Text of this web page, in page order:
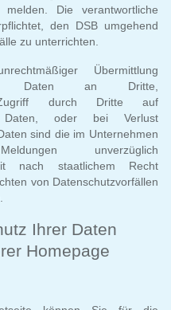
melden. Die verantwortliche
den DSB umgehend
zu unterrichten.
Übermittlung
Daten an Dritte,
Zugriff durch Dritte auf
Daten, oder bei Verlust
sind die im Unternehmen
unverzüglich
nach staatlichem Recht
von Datenschutzvorfällen
Ihrer Daten
Homepage